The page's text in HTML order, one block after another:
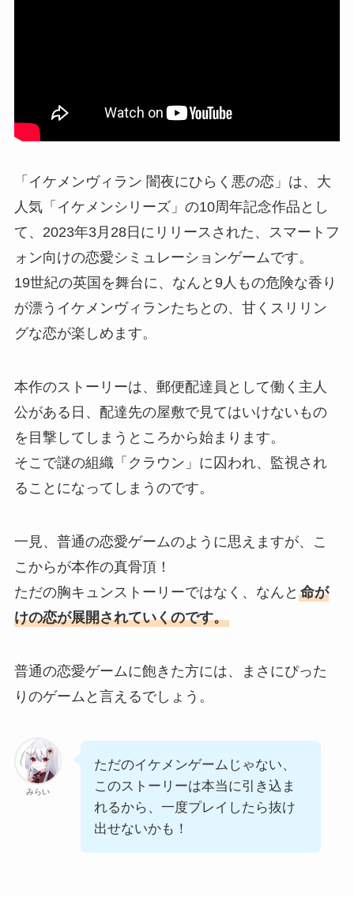
「イケメンヴィラン 闇夜にひらく悪の恋」は、大
人気「イケメンシリーズ」の10周年記念作品とし
て、2023年3月28日にリリースされた、スマートフ
ォン向けの恋愛シミュレーションゲームです。
19世紀の英国を舞台に、なんと9人もの危険な香り
が漂うイケメンヴィランたちとの、甘くスリリン
グな恋が楽しめます。
本作のストーリーは、郵便配達員として働く主人
公がある日、配達先の屋敷で見てはいけないもの
を目撃してしまうところから始まります。
そこで謎の組織「クラウン」に囚われ、監視され
ることになってしまうのです。
一見、普通の恋愛ゲームのように思えますが、こ
こからが本作の真骨頂！
ただの胸キュンストーリーではなく、なんと 命が
けの恋が展開されていくのです。
普通の恋愛ゲームに飽きた方には、まさにぴった
りのゲームと言えるでしょう。
みらい
ただのイケメンゲームじゃない、
このストーリーは本当に引き込ま
れるから、一度プレイしたら抜け
出せないかも！